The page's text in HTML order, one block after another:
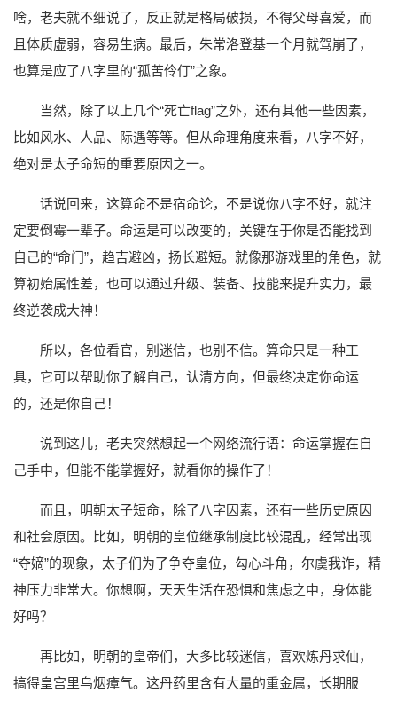
啥，老夫就不细说了，反正就是格局破损，不得父母喜爱，而
且体质虚弱，容易生病。最后，朱常洛登基一个月就驾崩了，
也算是应了八字里的“孤苦伶仃”之象。
当然，除了以上几个“死亡flag”之外，还有其他一些因素，
比如风水、人品、际遇等等。但从命理角度来看，八字不好，
绝对是太子命短的重要原因之一。
话说回来，这算命不是宿命论，不是说你八字不好，就注
定要倒霉一辈子。命运是可以改变的，关键在于你是否能找到
自己的“命门”，趋吉避凶，扬长避短。就像那游戏里的角色，就
算初始属性差，也可以通过升级、装备、技能来提升实力，最
终逆袭成大神！
所以，各位看官，别迷信，也别不信。算命只是一种工
具，它可以帮助你了解自己，认清方向，但最终决定你命运
的，还是你自己！
说到这儿，老夫突然想起一个网络流行语：命运掌握在自
己手中，但能不能掌握好，就看你的操作了！
而且，明朝太子短命，除了八字因素，还有一些历史原因
和社会原因。比如，明朝的皇位继承制度比较混乱，经常出现
“夺嫡”的现象，太子们为了争夺皇位，勾心斗角，尔虞我诈，精
神压力非常大。你想啊，天天生活在恐惧和焦虑之中，身体能
好吗？
再比如，明朝的皇帝们，大多比较迷信，喜欢炼丹求仙，
搞得皇宫里乌烟瘴气。这丹药里含有大量的重金属，长期服